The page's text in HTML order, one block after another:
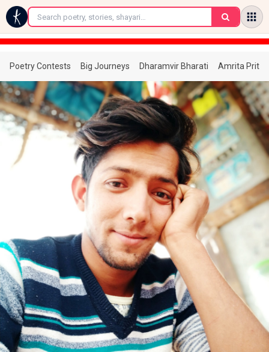
←
Poetry Contests Big Journeys Dharamvir Bharati Amrita